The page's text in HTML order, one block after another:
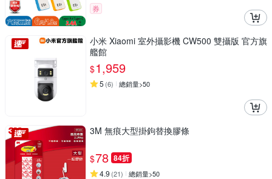
券
小米 Xiaomi 室外攝影機 CW500 雙攝版 官方旗
艦館
$1,959
5 (6) 總銷量>50
3M 無痕大型掛鉤替換膠條
$78 84折
4.9 (21) 總銷量>50